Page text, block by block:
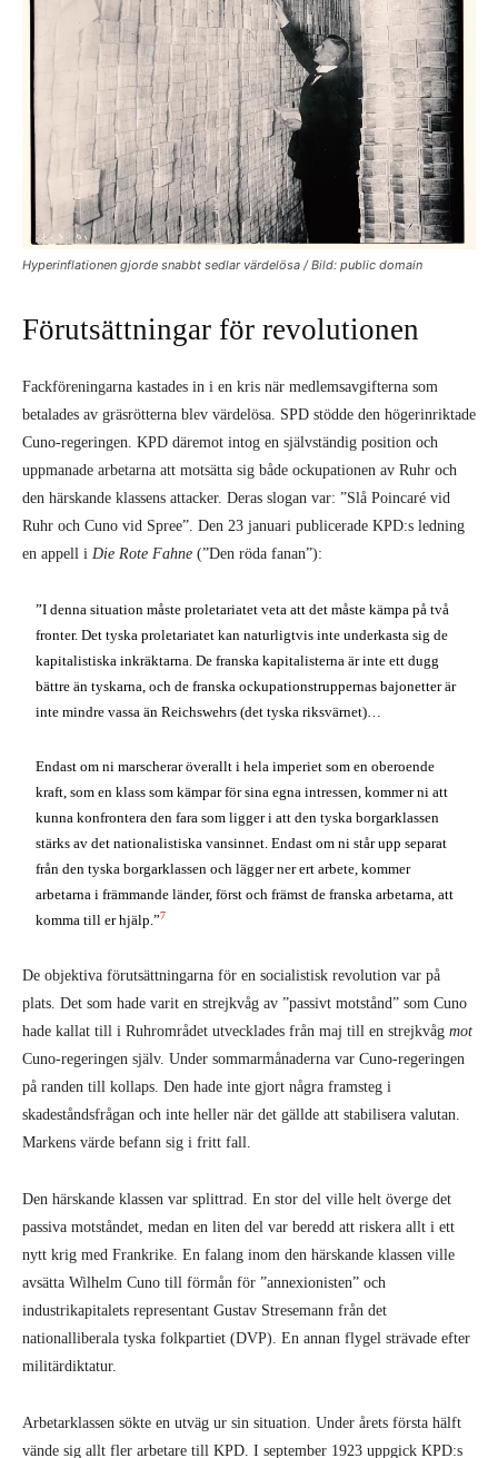
Hyperinflationen gjorde snabbt sedlar värdelösa / Bild: public domain
Förutsättningar för revolutionen
Fackföreningarna kastades in i en kris när medlemsavgifterna som
betalades av gräsrötterna blev värdelösa. SPD stödde den högerinriktade
Cuno-regeringen. KPD däremot intog en självständig position och
uppmanade arbetarna att motsätta sig både ockupationen av Ruhr och
den härskande klassens attacker. Deras slogan var: ”Slå Poincaré vid
Ruhr och Cuno vid Spree”. Den 23 januari publicerade KPD:s ledning
en appell i Die Rote Fahne (”Den röda fanan”):
”I denna situation måste proletariatet veta att det måste kämpa på två
fronter. Det tyska proletariatet kan naturligtvis inte underkasta sig de
kapitalistiska inkräktarna. De franska kapitalisterna är inte ett dugg
bättre än tyskarna, och de franska ockupationstruppernas bajonetter är
inte mindre vassa än Reichswehrs (det tyska riksvärnet)…
Endast om ni marscherar överallt i hela imperiet som en oberoende
kraft, som en klass som kämpar för sina egna intressen, kommer ni att
kunna konfrontera den fara som ligger i att den tyska borgarklassen
stärks av det nationalistiska vansinnet. Endast om ni står upp separat
från den tyska borgarklassen och lägger ner ert arbete, kommer
arbetarna i främmande länder, först och främst de franska arbetarna, att
komma till er hjälp.”7
De objektiva förutsättningarna för en socialistisk revolution var på
plats. Det som hade varit en strejkvåg av ”passivt motstånd” som Cuno
hade kallat till i Ruhrområdet utvecklades från maj till en strejkvåg mot
Cuno-regeringen själv. Under sommarmånaderna var Cuno-regeringen
på randen till kollaps. Den hade inte gjort några framsteg i
skadeståndsfrågan och inte heller när det gällde att stabilisera valutan.
Markens värde befann sig i fritt fall.
Den härskande klassen var splittrad. En stor del ville helt överge det
passiva motståndet, medan en liten del var beredd att riskera allt i ett
nytt krig med Frankrike. En falang inom den härskande klassen ville
avsätta Wilhelm Cuno till förmån för ”annexionisten” och
industrikapitalets representant Gustav Stresemann från det
nationalliberala tyska folkpartiet (DVP). En annan flygel strävade efter
militärdiktatur.
Arbetarklassen sökte en utväg ur sin situation. Under årets första hälft
vände sig allt fler arbetare till KPD. I september 1923 uppgick KPD:s